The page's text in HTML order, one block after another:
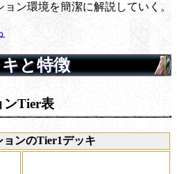
ン環境を簡潔に解説していく。
と特徴
ンTier表
ョンのTier1デッキ